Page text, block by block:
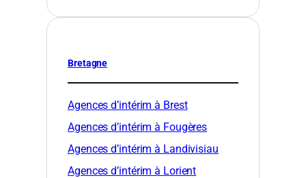
Bretagne
Agences d’intérim à Brest
Agences d’intérim à Fougères
Agences d’intérim à Landivisiau
Agences d’intérim à Lorient